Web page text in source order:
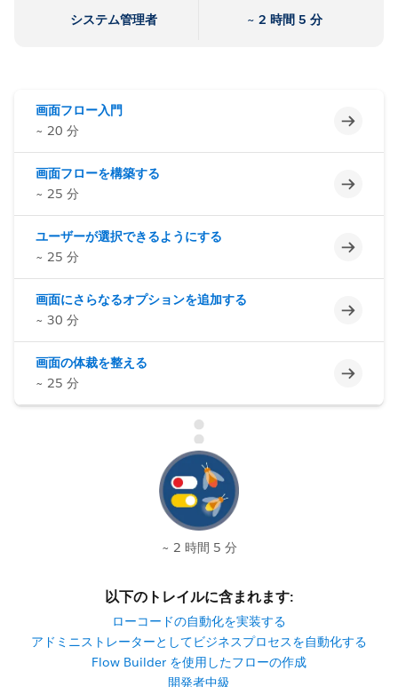
システム管理者 ~ 2 時間 5 分
画面フロー入門
~ 20 分
未完了
画面フローを構築する
~ 25 分
未完了
ユーザーが選択できるようにする
~ 25 分
未完了
画面にさらなるオプションを追加する
~ 30 分
未完了
画面の体裁を整える
~ 25 分
未完了
~ 2 時間 5 分
以下のトレイルに含まれます:
ローコードの自動化を実装する
アドミニストレーターとしてビジネスプロセスを自動化する
Flow Builder を使用したフローの作成
開発者中級